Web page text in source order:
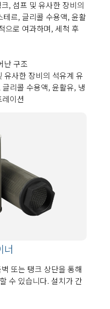
, 섬프 및 유사한 장비의
르, 글리콜 수용액, 윤활
으로 여과하며, 세척 후
난 구조
유사한 장비의 석유계 유
리콜 수용액, 윤활유, 냉
이션
너
또는 탱크 상단을 통해
수 있습니다. 설치가 간